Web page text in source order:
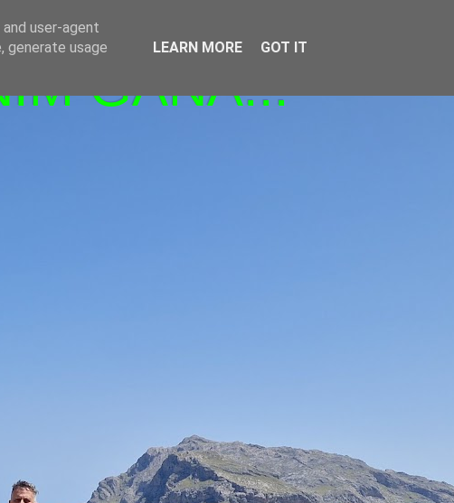
GANA!!!
user-agent
generate usage
LEARN MORE GOT IT